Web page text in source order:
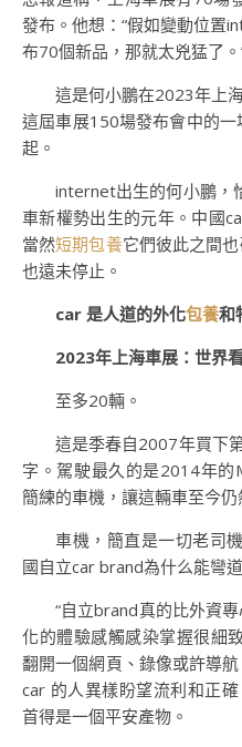
發布。他想：“假如變動位置
布70個新品，那就太兇猛了。
這是何小鵬在2023年上
這屆車展150場發布會中的
起。
internet出生的何小鵬，
車新權勢出生的元年。中國
當然短期包養它們彼此之間
也遠未停止。
car 是人道的外化包養和
2023年上海車展：世界
至多20輛。
這是季春自2007年買下
字。駕駛最久的是2014年
簡練的車機，讓這輛車至今仍
車機，簡直是一切老司
國自立car brand為什么能彎
“自立brand真的比外資
化的體驗感觸感染掌握很細
翻開一個網頁、錄像或許導
car 的人異樣盼望流利和正
首得是一個平安產物。